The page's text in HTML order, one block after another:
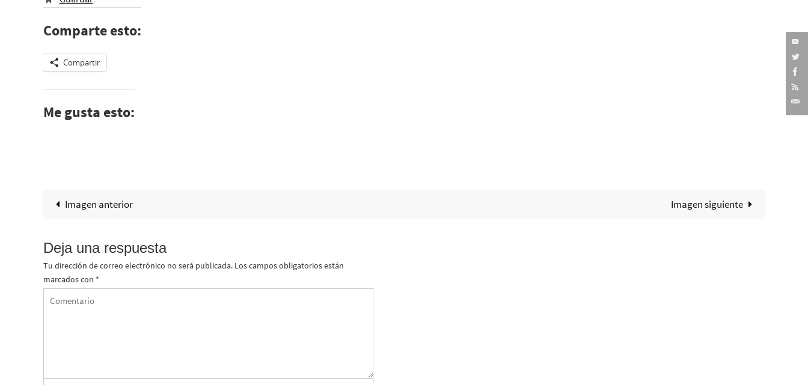
Comparte esto:
Compartir
Me gusta esto:
Imagen anterior Imagen siguiente
Deja una respuesta
Tu dirección de correo electrónico no será publicada. Los campos obligatorios están
marcados con *